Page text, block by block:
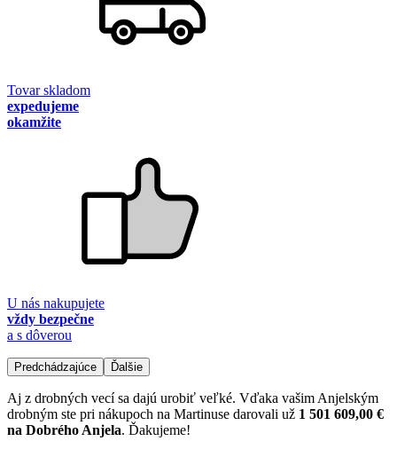
Tovar skladom
expedujeme
okamžite
U nás nakupujete
vždy bezpečne
a s dôverou
Predchádzajúce Ďalšie
Aj z drobných vecí sa dajú urobiť veľké. Vďaka vašim Anjelským
drobným ste pri nákupoch na Martinuse darovali už 1 501 609,00 €
na Dobrého Anjela. Ďakujeme!